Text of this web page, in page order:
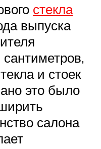
стекла
выпуска
и стоек
это было
салона